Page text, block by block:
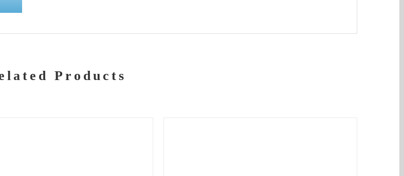
Products